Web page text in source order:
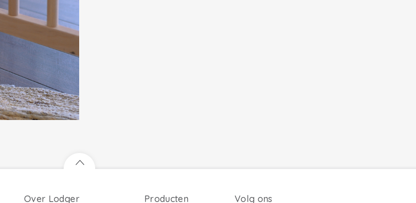
Over Lodger Producten Volg ons